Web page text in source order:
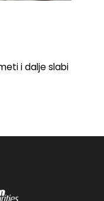
i dalje slabi